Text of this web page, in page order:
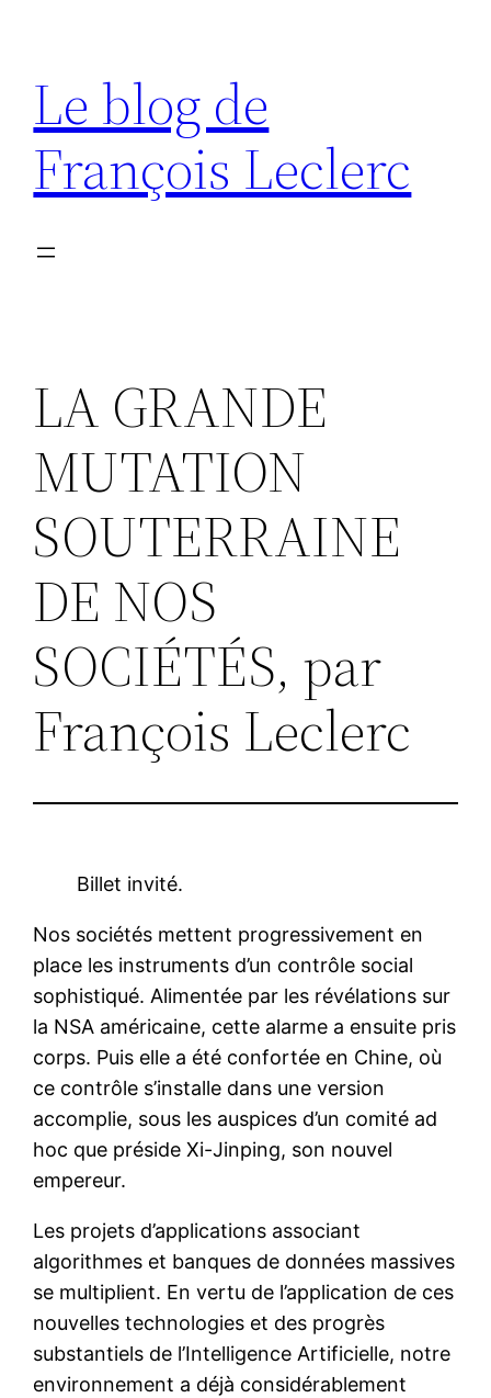
contenu
Le blog de
François Leclerc
LA GRANDE
MUTATION
SOUTERRAINE
DE NOS
SOCIÉTÉS, par
François Leclerc
Billet invité.
Nos sociétés mettent progressivement en
place les instruments d’un contrôle social
sophistiqué. Alimentée par les révélations sur
la NSA américaine, cette alarme a ensuite pris
corps. Puis elle a été confortée en Chine, où
ce contrôle s’installe dans une version
accomplie, sous les auspices d’un comité ad
hoc que préside Xi-Jinping, son nouvel
empereur.
Les projets d’applications associant
algorithmes et banques de données massives
se multiplient. En vertu de l’application de ces
nouvelles technologies et des progrès
substantiels de l’Intelligence Artificielle, notre
environnement a déjà considérablement